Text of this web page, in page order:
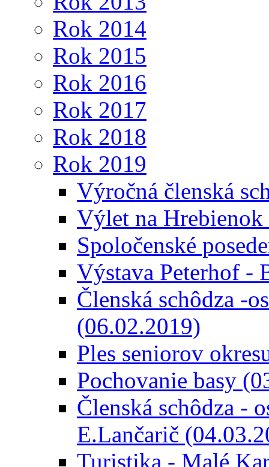
Rok 2014
Rok 2015
Rok 2016
Rok 2017
Rok 2018
Rok 2019
Výročná členská
Výlet na
Spoločenské
Výstava Peterhof -
Členská schôdza -
(06.02.2019)
Ples seniorov
Pochovanie basy
Členská schôdza -
E.Lančarič
Turistika - Malé